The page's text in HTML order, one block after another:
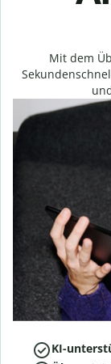
Mit dem
KI-